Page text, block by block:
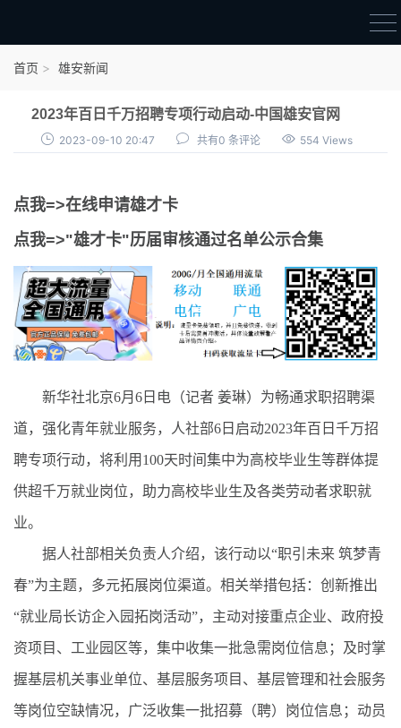
点我申领雄才卡
雄才卡资讯
雄安新闻
首页 雄安新闻
2023年百日千万招聘专项行动启动-中国雄安官网
2023-09-10 20:47 共有0 条评论 554 Views
点我=>在线申请雄才卡
点我=>"雄才卡"历届审核通过名单公示合集
新华社北京6月6日电（记者 姜琳）为畅通求职招聘渠
道，强化青年就业服务，人社部6日启动2023年百日千万招
聘专项行动，将利用100天时间集中为高校毕业生等群体提
供超千万就业岗位，助力高校毕业生及各类劳动者求职就
业。
据人社部相关负责人介绍，该行动以“职引未来 筑梦青
春”为主题，多元拓展岗位渠道。相关举措包括：创新推出
“就业局长访企入园拓岗活动”，主动对接重点企业、政府投
资项目、工业园区等，集中收集一批急需岗位信息；及时掌
握基层机关事业单位、基层服务项目、基层管理和社会服务
等岗位空缺情况，广泛收集一批招募（聘）岗位信息；动员